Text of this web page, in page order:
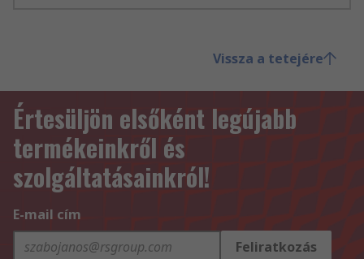
Vissza a tetejére
Értesüljön elsőként legújabb
termékeinkről és
szolgáltatásainkról!
E-mail cím
Feliratkozás